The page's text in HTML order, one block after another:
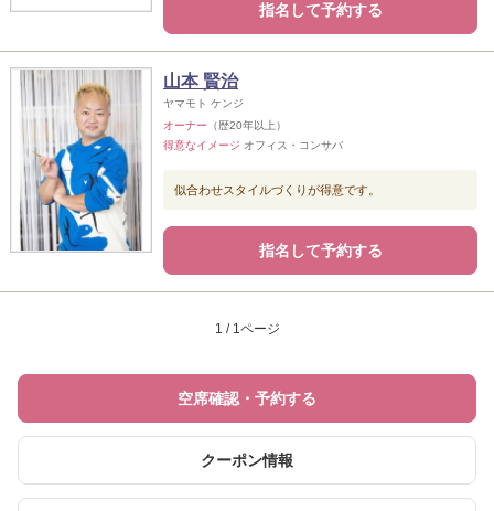
指名して予約する
山本 賢治
ヤマモト ケンジ
オーナー （歴20年以上）
得意なイメージ オフィス・コンサバ
似合わせスタイルづくりが得意です。
指名して予約する
1 / 1ページ
空席確認・予約する
クーポン情報